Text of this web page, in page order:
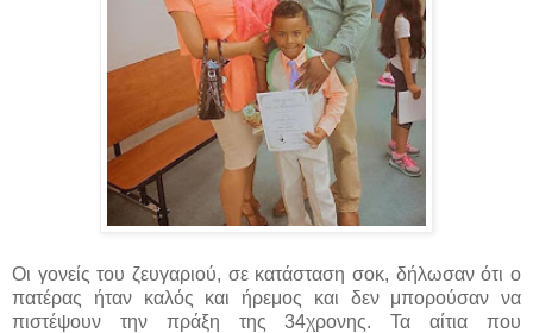
Οι γονείς του ζευγαριού, σε κατάσταση σοκ, δήλωσαν ότι ο
πατέρας ήταν καλός και ήρεμος και δεν μπορούσαν να
πιστέψουν την πράξη της 34χρονης. Τα αίτια που